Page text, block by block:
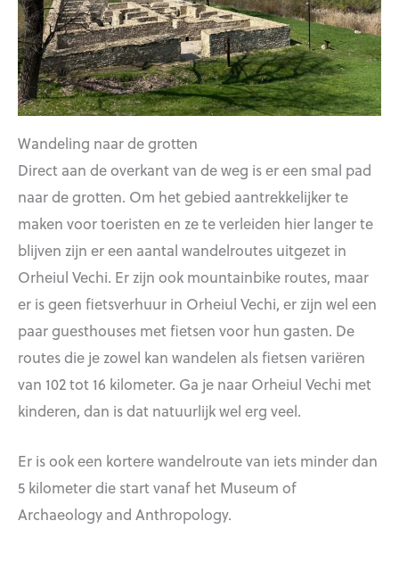
Wandeling naar de grotten
Direct aan de overkant van de weg is er een smal pad
naar de grotten. Om het gebied aantrekkelijker te
maken voor toeristen en ze te verleiden hier langer te
blijven zijn er een aantal wandelroutes uitgezet in
Orheiul Vechi. Er zijn ook mountainbike routes, maar
er is geen fietsverhuur in Orheiul Vechi, er zijn wel een
paar guesthouses met fietsen voor hun gasten. De
routes die je zowel kan wandelen als fietsen variëren
van 102 tot 16 kilometer. Ga je naar Orheiul Vechi met
kinderen, dan is dat natuurlijk wel erg veel.
Er is ook een kortere wandelroute van iets minder dan
5 kilometer die start vanaf het Museum of
Archaeology and Anthropology.